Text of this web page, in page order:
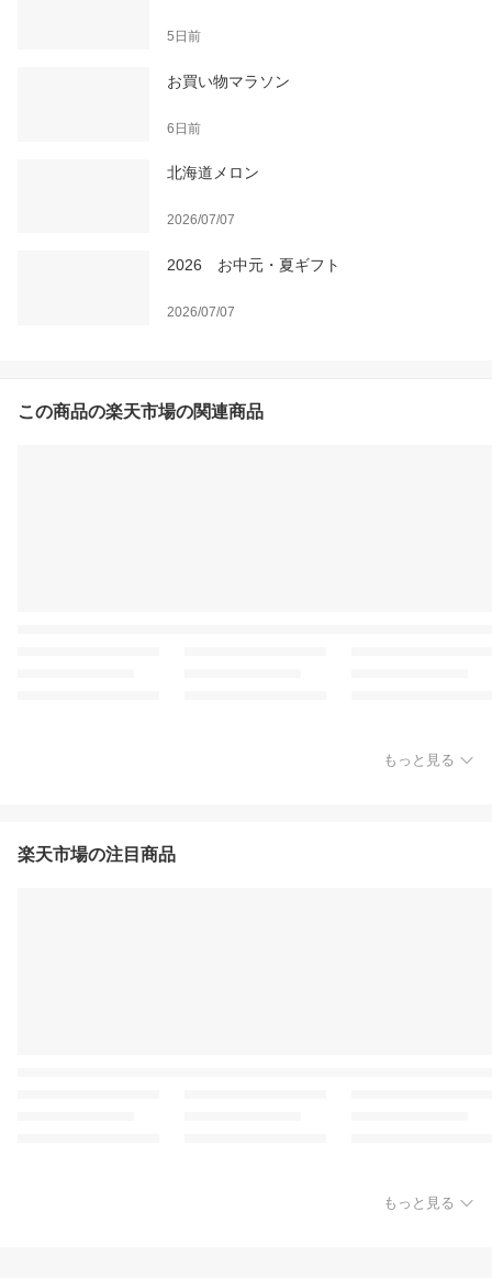
5日前
お買い物マラソン
6日前
北海道メロン
2026/07/07
2026 お中元・夏ギフト
2026/07/07
この商品の楽天市場の関連商品
もっと見る
楽天市場の注目商品
もっと見る